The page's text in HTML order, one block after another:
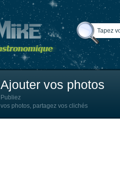
Ajouter vos photos
Publiez
vos photos, partagez vos clichés